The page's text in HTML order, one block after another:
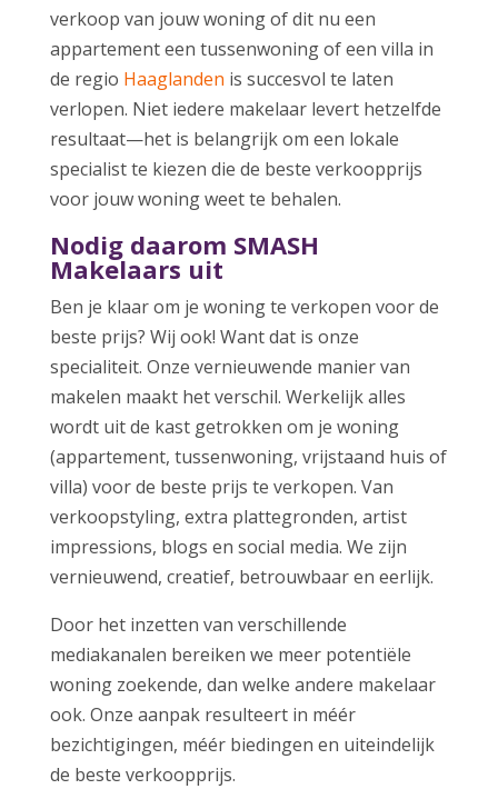
verkoop van jouw woning of dit nu een
appartement een tussenwoning of een villa in
de regio Haaglanden is succesvol te laten
verlopen. Niet iedere makelaar levert hetzelfde
resultaat—het is belangrijk om een lokale
specialist te kiezen die de beste verkoopprijs
voor jouw woning weet te behalen.
Nodig daarom SMASH
Makelaars uit
Ben je klaar om je woning te verkopen voor de
beste prijs? Wij ook! Want dat is onze
specialiteit. Onze vernieuwende manier van
makelen maakt het verschil. Werkelijk alles
wordt uit de kast getrokken om je woning
(appartement, tussenwoning, vrijstaand huis of
villa) voor de beste prijs te verkopen. Van
verkoopstyling, extra plattegronden, artist
impressions, blogs en social media. We zijn
vernieuwend, creatief, betrouwbaar en eerlijk.
Door het inzetten van verschillende
mediakanalen bereiken we meer potentiële
woning zoekende, dan welke andere makelaar
ook. Onze aanpak resulteert in méér
bezichtigingen, méér biedingen en uiteindelijk
de beste verkoopprijs.